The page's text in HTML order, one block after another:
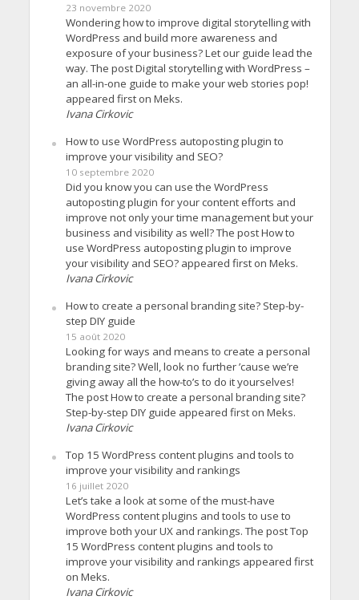
23 novembre 2020
Wondering how to improve digital storytelling with
WordPress and build more awareness and
exposure of your business? Let our guide lead the
way. The post Digital storytelling with WordPress –
an all-in-one guide to make your web stories pop!
appeared first on Meks.
Ivana Cirkovic
How to use WordPress autoposting plugin to
improve your visibility and SEO?
10 septembre 2020
Did you know you can use the WordPress
autoposting plugin for your content efforts and
improve not only your time management but your
business and visibility as well? The post How to
use WordPress autoposting plugin to improve
your visibility and SEO? appeared first on Meks.
Ivana Cirkovic
How to create a personal branding site? Step-by-
step DIY guide
15 août 2020
Looking for ways and means to create a personal
branding site? Well, look no further ’cause we’re
giving away all the how-to’s to do it yourselves!
The post How to create a personal branding site?
Step-by-step DIY guide appeared first on Meks.
Ivana Cirkovic
Top 15 WordPress content plugins and tools to
improve your visibility and rankings
16 juillet 2020
Let’s take a look at some of the must-have
WordPress content plugins and tools to use to
improve both your UX and rankings. The post Top
15 WordPress content plugins and tools to
improve your visibility and rankings appeared first
on Meks.
Ivana Cirkovic